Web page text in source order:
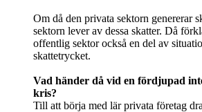
Om då den privata sektorn genererar
sektorn lever av dessa skatter. Då
offentlig sektor också en del av
skattetrycket.
Vad händer då vid en fördjupad
kris?
Till att börja med lär privata företag